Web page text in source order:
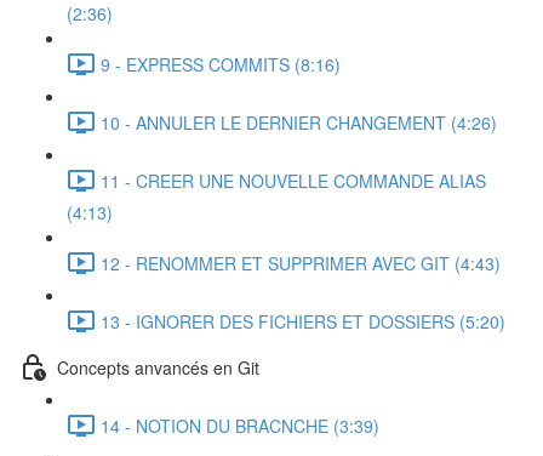
(2:36)
9 - EXPRESS COMMITS (8:16)
10 - ANNULER LE DERNIER CHANGEMENT (4:26)
11 - CREER UNE NOUVELLE COMMANDE ALIAS
(4:13)
12 - RENOMMER ET SUPPRIMER AVEC GIT (4:43)
13 - IGNORER DES FICHIERS ET DOSSIERS (5:20)
Concepts anvancés en Git
14 - NOTION DU BRACNCHE (3:39)